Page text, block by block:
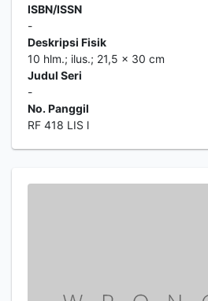
ISBN/ISSN
-
Deskripsi Fisik
10 hlm.; ilus.; 21,5 x 30 cm
Judul Seri
-
No. Panggil
RF 418 LIS l